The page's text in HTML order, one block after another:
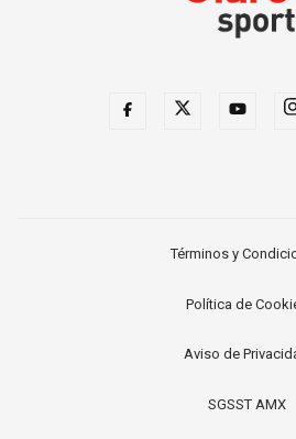
Términos y
Política de
Aviso de
SGSST AMX